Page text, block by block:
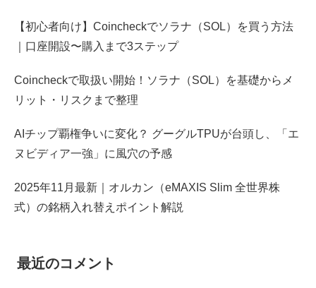
【初心者向け】Coincheckでソラナ（SOL）を買う方法
｜口座開設〜購入まで3ステップ
Coincheckで取扱い開始！ソラナ（SOL）を基礎からメ
リット・リスクまで整理
AIチップ覇権争いに変化？ グーグルTPUが台頭し、「エ
ヌビディア一強」に風穴の予感
2025年11月最新｜オルカン（eMAXIS Slim 全世界株
式）の銘柄入れ替えポイント解説
最近のコメント